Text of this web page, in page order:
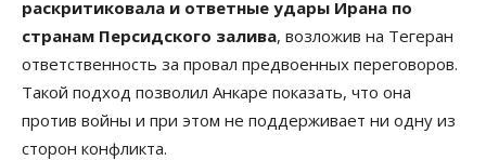
раскритиковала и ответные удары Ирана по
странам Персидского залива, возложив на Тегеран
ответственность за провал предвоенных переговоров.
Такой подход позволил Анкаре показать, что она
против войны и при этом не поддерживает ни одну из
сторон конфликта.